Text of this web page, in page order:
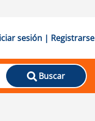
sesión | Registrarse
Buscar